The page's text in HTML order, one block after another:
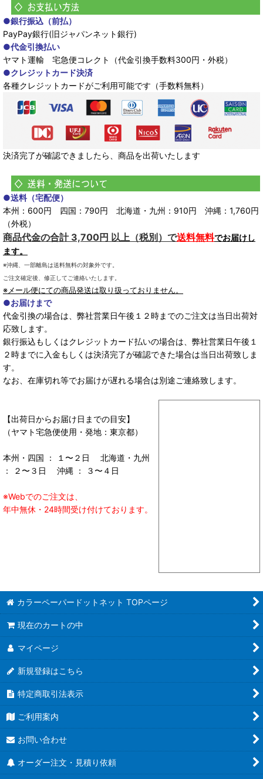
●銀行振込（前払）
PayPay銀行(旧ジャパンネット銀行)
●代金引換払い
ヤマト運輸 宅急便コレクト（代金引換手数料300円・外税）
●クレジットカード決済
各種クレジットカードがご利用可能です（手数料無料）
決済完了が確認できましたら、商品を出荷いたします
●送料（宅配便）
本州：600円 四国：790円 北海道・九州：910円 沖縄：1,760円
（外税）
商品代金の合計 3,700円 以上（税別）で送料無料でお届けし
ます。
※沖縄、一部離島は送料無料の対象外です。
ご注文確定後、修正してご連絡いたします。
※メール便にての商品発送は取り扱っておりません。
●お届けまで
代金引換の場合は、弊社営業日午後１２時までのご注文は当日出荷対
応致します。
銀行振込もしくはクレジットカード払いの場合は、弊社営業日午後１
２時までに入金もしくは決済完了が確認できた場合は当日出荷致しま
す。
なお、在庫切れ等でお届けが遅れる場合は別途ご連絡致します。
【出荷日からお届け日までの目安】
（ヤマト宅急便使用・発地：東京都）
本州・四国 ： １〜２日 北海道・九州
： ２〜３日 沖縄 ： ３〜４日
※Webでのご注文は、
年中無休・24時間受け付けております。
カラーペーパードットネット TOPページ
現在のカートの中
マイページ
新規登録はこちら
特定商取引法表示
ご利用案内
お問い合わせ
オーダー注文・見積り依頼